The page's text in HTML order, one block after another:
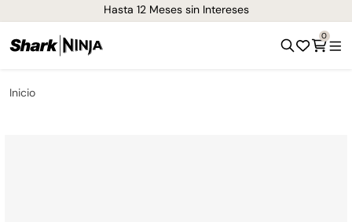
Hasta 12 Meses sin Intereses
0
Inicio